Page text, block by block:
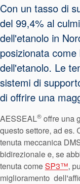
Articoli
Con un tasso di
del 99,4% al
dell'etanolo in
posizionata
dell'etanolo. Le
sistemi di
di offrire una
AESSEAL® offre una
questo settore, ad
tenuta meccanica
bidirezionale e, se
tenuta comeSP3™,
miglioramento